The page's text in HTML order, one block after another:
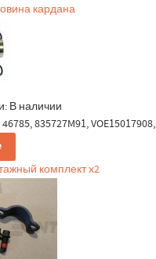
кардана
В наличии
835727M91,
комплект х2